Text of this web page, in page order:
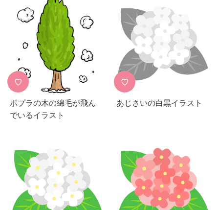
♡
ポプラの木の綿毛が飛ん
でいるイラスト
♡
あじさいの白黒イラスト